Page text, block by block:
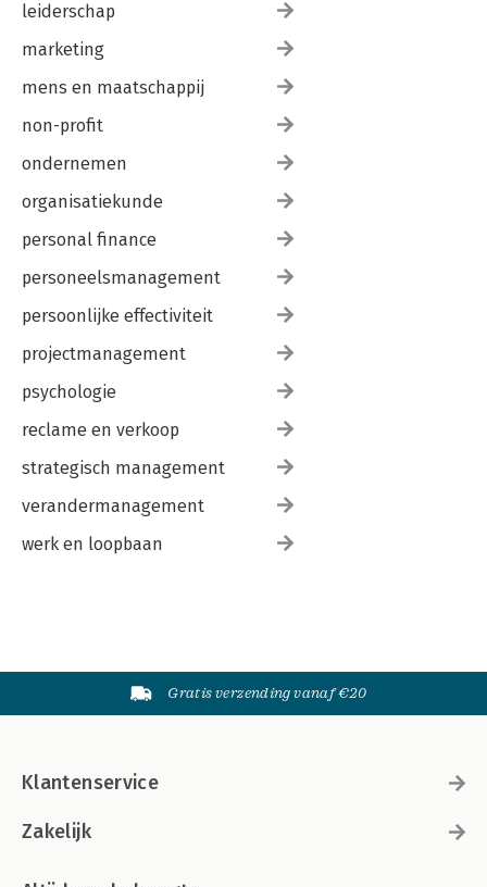
leiderschap
marketing
mens en maatschappij
non-profit
ondernemen
organisatiekunde
personal finance
personeelsmanagement
persoonlijke effectiviteit
projectmanagement
psychologie
reclame en verkoop
strategisch management
verandermanagement
werk en loopbaan
Gratis verzending vanaf €20
Klantenservice
Zakelijk